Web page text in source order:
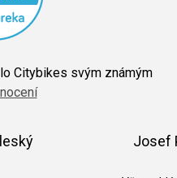
Citybikes svým známým
Josef